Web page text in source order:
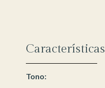
Características
Tono: